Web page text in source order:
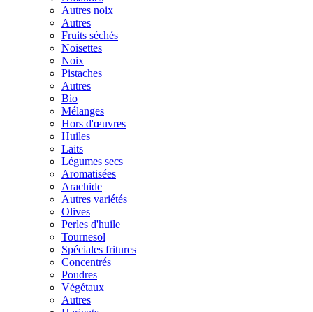
Autres noix
Autres
Fruits séchés
Noisettes
Noix
Pistaches
Autres
Bio
Mélanges
Hors d'œuvres
Huiles
Laits
Légumes secs
Aromatisées
Arachide
Autres variétés
Olives
Perles d'huile
Tournesol
Spéciales fritures
Concentrés
Poudres
Végétaux
Autres